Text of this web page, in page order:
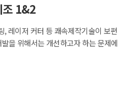
조 1&2
레이저 커터 등 쾌속제작기술이 보
을 위해서는 개선하고자 하는 문제
이해하고 공학적 설계를 할 수 있는
웨어 창업의 기반을 마련하고, 기존